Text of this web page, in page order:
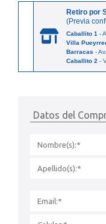
Retiro por
(Previa
Caballito 1 -
Villa
Barracas -
Caballito 2 -
Datos del